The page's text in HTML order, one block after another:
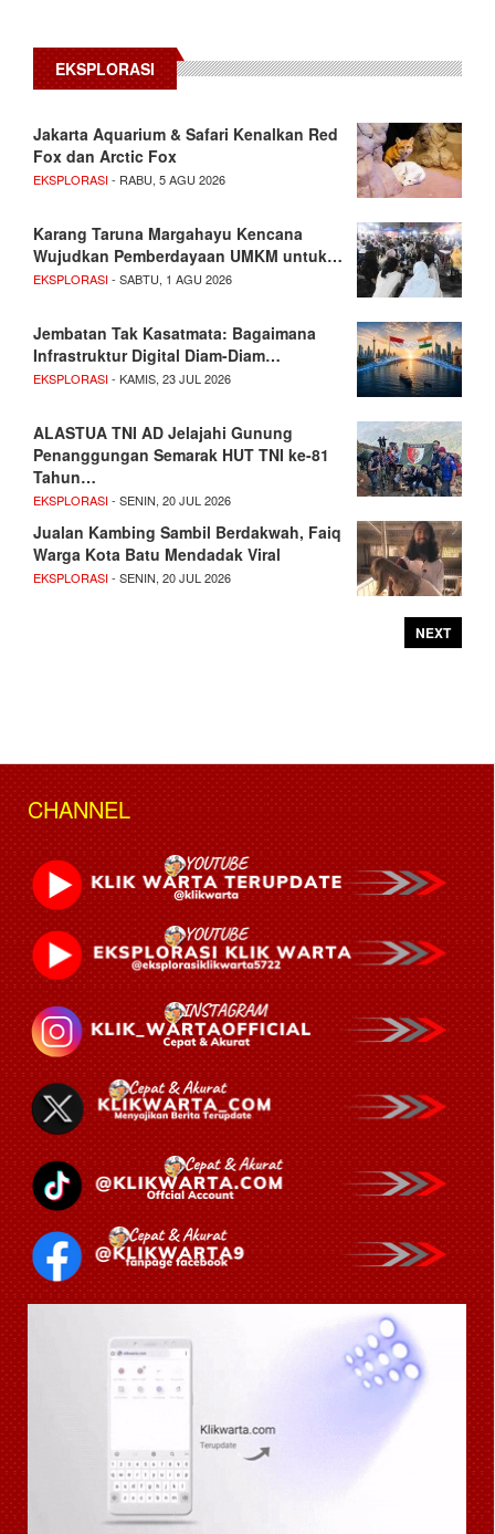
EKSPLORASI
Jakarta Aquarium & Safari Kenalkan Red
Fox dan Arctic Fox
EKSPLORASI- RABU, 5 AGU 2026
Karang Taruna Margahayu Kencana
Wujudkan Pemberdayaan UMKM untuk…
EKSPLORASI- SABTU, 1 AGU 2026
Jembatan Tak Kasatmata: Bagaimana
Infrastruktur Digital Diam-Diam…
EKSPLORASI- KAMIS, 23 JUL 2026
ALASTUA TNI AD Jelajahi Gunung
Penanggungan Semarak HUT TNI ke-81
Tahun…
EKSPLORASI- SENIN, 20 JUL 2026
Jualan Kambing Sambil Berdakwah, Faiq
Warga Kota Batu Mendadak Viral
EKSPLORASI- SENIN, 20 JUL 2026
NEXT
CHANNEL